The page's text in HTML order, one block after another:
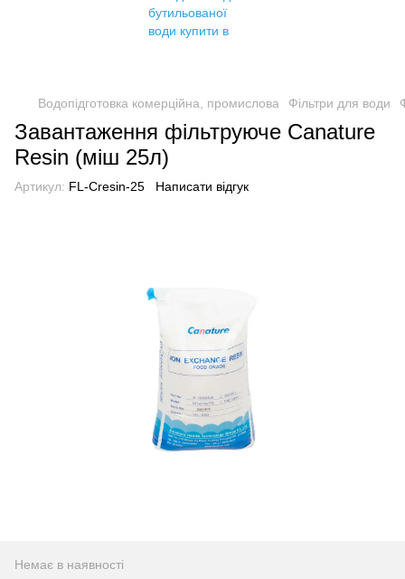
Водопідготовка комерційна, промислова Фільтри для води
Завантаження фільтруюче Canature
Resin (міш 25л)
Артикул: FL-Cresin-25 Написати відгук
Немає в наявності